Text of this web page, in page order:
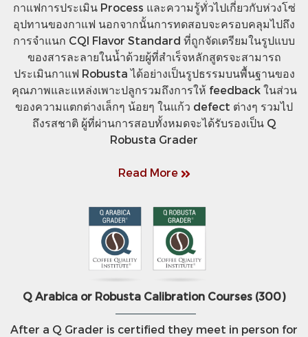
กาแฟการประเมิน Process และความรู้ทั่วไปเกี่ยวกับห่วงโซ่
อุปทานของกาแฟ นอกจากนั้นการทดสอบจะครอบคลุมไปถึง
การจำแนก CQI Flavor Standard ที่ถูกจัดเตรียมในรูปแบบ
ของสารละลายในน้ำด้วยผู้ที่สำเร็จหลักสูตรจะสามารถ
ประเมินกาแฟ Robusta ได้อย่างเป็นรูปธรรมบนพื้นฐานของ
คุณภาพและแหล่งเพาะปลูกรวมถึงการให้ feedback ในส่วน
ของความแตกต่างเล็กๆ น้อยๆ ในแก้ว defect ต่างๆ รวมไป
ถึงรสชาติ ผู้ที่ผ่านการสอบทั้งหมดจะได้รับรองเป็น Q
Robusta Grader
Read More
Q Arabica or Robusta Calibration Courses (300)
After a Q Grader is certified they meet in person for